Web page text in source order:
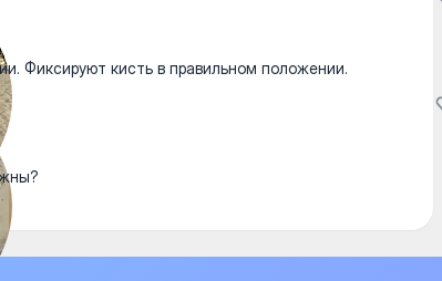
Фиксируют кисть в правильном положении.